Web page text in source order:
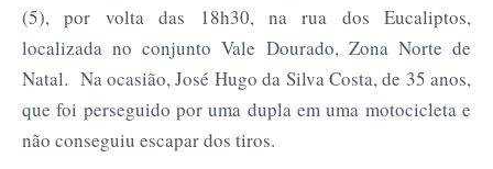
(5), por volta das 18h30, na rua dos Eucaliptos,
localizada no conjunto Vale Dourado, Zona Norte de
Natal. Na ocasião, José Hugo da Silva Costa, de 35 anos,
que foi perseguido por uma dupla em uma motocicleta e
não conseguiu escapar dos tiros.